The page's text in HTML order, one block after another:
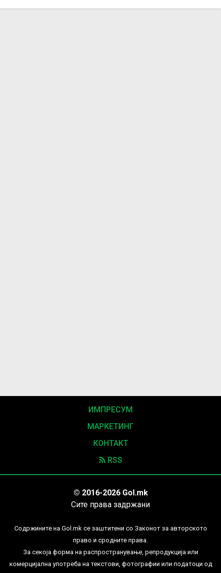
Европското
2026 година
селектор во
ИМПРЕСУМ
МАРКЕТИНГ
КОНТАКТ
RSS
© 2016-2026 Gol.mk
Сите права задржани
Содржините на Gol.mk се заштитени со Законот за авторското
право и сродните права.
За секоја форма на распространување, репродукција или
комерцијална употреба на текстови, фотографии или податоци од